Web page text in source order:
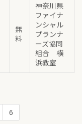
無
料
神奈川県
ファイナ
ンシャル
プランナ
ーズ協同
組合 横
浜教室
6